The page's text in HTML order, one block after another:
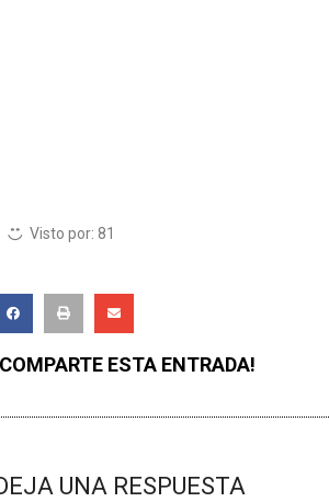
Visto por: 81
ESTA ENTRADA!
UNA RESPUESTA